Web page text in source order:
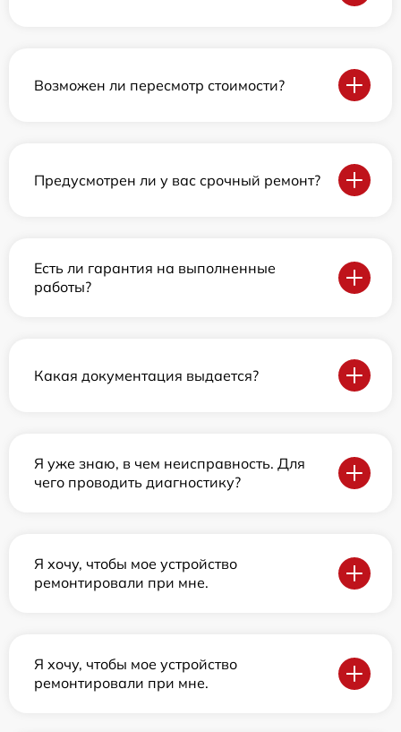
Возможен ли пересмотр стоимости?
Предусмотрен ли у вас срочный ремонт?
Есть ли гарантия на выполненные
работы?
Какая документация выдается?
Я уже знаю, в чем неисправность. Для
чего проводить диагностику?
Я хочу, чтобы мое устройство
ремонтировали при мне.
Я хочу, чтобы мое устройство
ремонтировали при мне.